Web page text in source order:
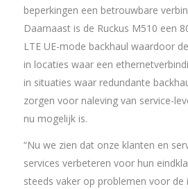
beperkingen een betrouwbare
Daarnaast is de Ruckus M510 een
LTE UE-mode backhaul waardoor
in locaties waar een
in situaties waar redundante
zorgen voor naleving van service-
nu mogelijk is.
“Nu we zien dat onze klanten en
services verbeteren voor hun
steeds vaker op problemen voor